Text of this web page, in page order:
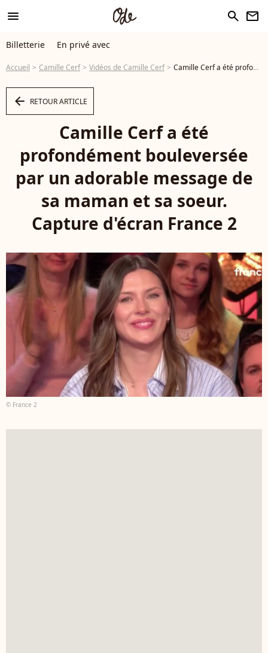
menu search newsletter
Billetterie En privé avec
Accueil Camille Cerf Vidéos de Camille Cerf Camille Cerf a été profondément bouleversée par un adorable message de sa maman et sa soeur. Capture d'écran France 2 - Vidéo
arrow_left RETOUR ARTICLE
Camille Cerf a été
profondément bouleversée
par un adorable message de
sa maman et sa soeur.
Capture d'écran France 2
© France 2